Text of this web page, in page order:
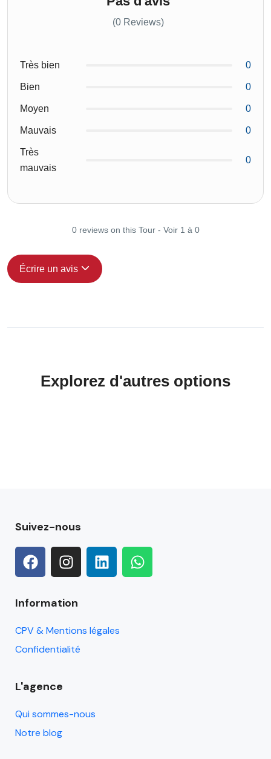
(0 Reviews)
Très bien 0
Bien 0
Moyen 0
Mauvais 0
Très
mauvais
0
0 reviews on this Tour - Voir 1 à 0
Écrire un avis
Explorez d'autres options
Suivez-nous
Information
CPV & Mentions légales
Confidentialité
L'agence
Qui sommes-nous
Notre blog